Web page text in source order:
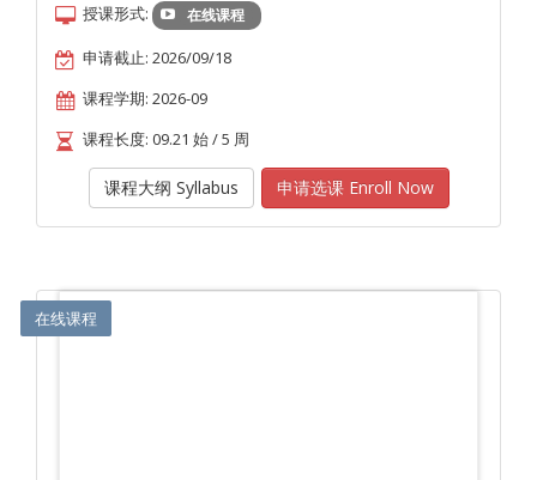
授课形式:
在线课程
申请截止: 2026/09/18
课程学期: 2026-09
课程长度: 09.21 始 / 5 周
课程大纲 Syllabus 申请选课 Enroll Now
在线课程